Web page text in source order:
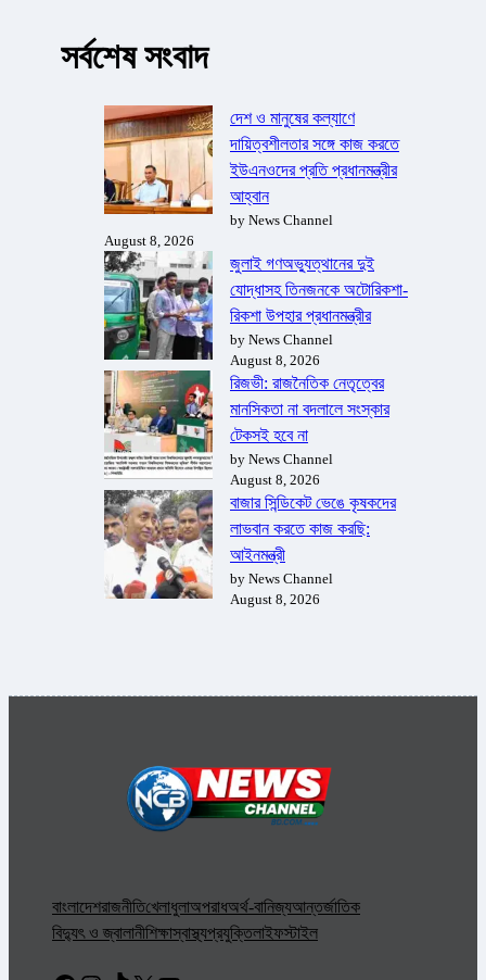
সর্বশেষ সংবাদ
দেশ ও মানুষের কল্যাণে
দায়িত্বশীলতার সঙ্গে কাজ করতে
ইউএনওদের প্রতি প্রধানমন্ত্রীর
আহ্বান
by News Channel
August 8, 2026
জুলাই গণঅভ্যুত্থানের দুই
যোদ্ধাসহ তিনজনকে অটোরিকশা-
রিকশা উপহার প্রধানমন্ত্রীর
by News Channel
August 8, 2026
রিজভী: রাজনৈতিক নেতৃত্বের
মানসিকতা না বদলালে সংস্কার
টেকসই হবে না
by News Channel
August 8, 2026
বাজার সিন্ডিকেট ভেঙে কৃষকদের
লাভবান করতে কাজ করছি:
আইনমন্ত্রী
by News Channel
August 8, 2026
বাংলাদেশরাজনীতিখেলাধুলাঅপরাধঅর্থ-বানিজ্যআন্তর্জাতিক
বিদ্যুৎ ও জ্বালানীশিক্ষাস্বাস্থ্যপ্রযুক্তিলাইফস্টাইল